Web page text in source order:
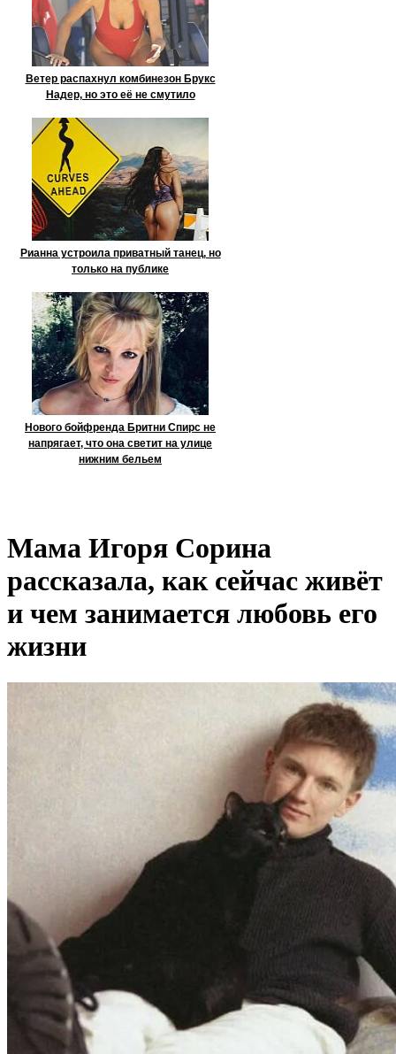
Ветер распахнул комбинезон Брукс
Надер, но это её не смутило
Рианна устроила приватный танец, но
только на публике
Нового бойфренда Бритни Спирс не
напрягает, что она светит на улице
нижним бельем
Мама Игоря Сорина
рассказала, как сейчас живёт
и чем занимается любовь его
жизни